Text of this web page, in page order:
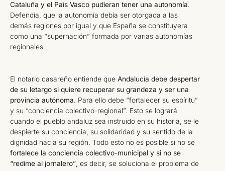
Cataluña y el País Vasco pudieran tener una autonomía.
Defendía, que la autonomía debía ser otorgada a las
demás regiones por igual y que España se constituyera
como una “supernación” formada por varias autonomías
regionales.
El notario casareño entiende que Andalucía debe despertar
de su letargo si quiere recuperar su grandeza y ser una
provincia autónoma. Para ello debe “fortalecer su espíritu”
y su “conciencia colectivo-regional”. Esto se logrará
cuando el pueblo andaluz sea instruido en su historia, se le
despierte su conciencia, su solidaridad y su sentido de la
dignidad hacia su región. Todo esto no es posible si no se
fortalece la conciencia colectivo-municipal y si no se
“redime al jornalero” , es decir, se soluciona el problema de